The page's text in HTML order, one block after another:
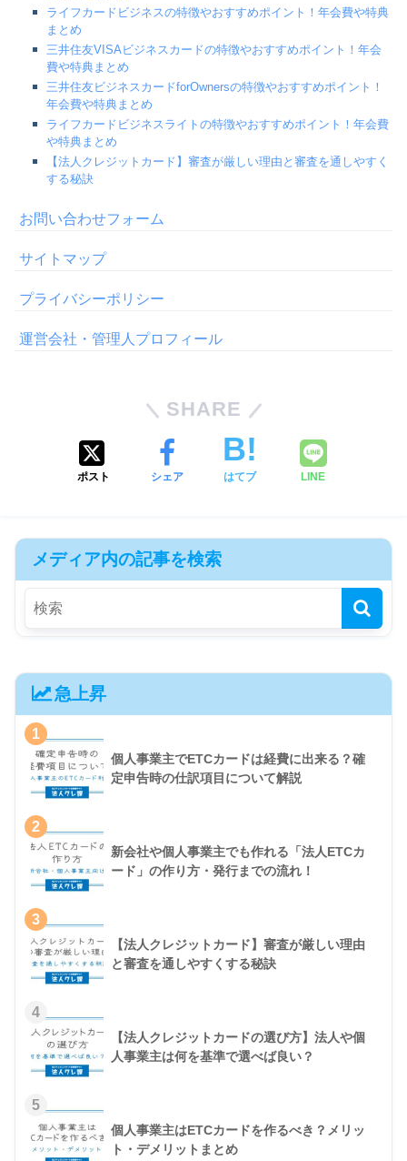
ライフカードビジネスの特徴やおすすめポイント！年会費や特典
まとめ
三井住友VISAビジネスカードの特徴やおすすめポイント！年会
費や特典まとめ
三井住友ビジネスカードforOwnersの特徴やおすすめポイント！
年会費や特典まとめ
ライフカードビジネスライトの特徴やおすすめポイント！年会費
や特典まとめ
【法人クレジットカード】審査が厳しい理由と審査を通しやすく
する秘訣
お問い合わせフォーム
サイトマップ
プライバシーポリシー
運営会社・管理人プロフィール
SHARE
ポスト シェア はてブ LINE
メディア内の記事を検索
急上昇
1
個人事業主でETCカードは経費に出来る？確
定申告時の仕訳項目について解説
2
新会社や個人事業主でも作れる「法人ETCカ
ード」の作り方・発行までの流れ！
3
【法人クレジットカード】審査が厳しい理由
と審査を通しやすくする秘訣
4
【法人クレジットカードの選び方】法人や個
人事業主は何を基準で選べば良い？
5
個人事業主はETCカードを作るべき？メリッ
ト・デメリットまとめ